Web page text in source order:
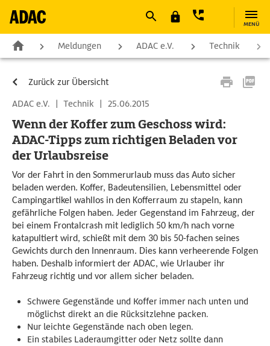
MENÜ
Meldungen ADAC e.V. Technik
Zurück zur Übersicht
ADAC e.V.
| Technik | 25.06.2015
Wenn der Koffer zum Geschoss wird:
ADAC-Tipps zum richtigen Beladen vor
der Urlaubsreise
Vor der Fahrt in den Sommerurlaub muss das Auto sicher
beladen werden. Koffer, Badeutensilien, Lebensmittel oder
Campingartikel wahllos in den Kofferraum zu stapeln, kann
gefährliche Folgen haben. Jeder Gegenstand im Fahrzeug, der
bei einem Frontalcrash mit lediglich 50 km/h nach vorne
katapultiert wird, schießt mit dem 30 bis 50-fachen seines
Gewichts durch den Innenraum. Dies kann verheerende Folgen
haben. Deshalb informiert der ADAC, wie Urlauber ihr
Fahrzeug richtig und vor allem sicher beladen.
Schwere Gegenstände und Koffer immer nach unten und
möglichst direkt an die Rücksitzlehne packen.
Nur leichte Gegenstände nach oben legen.
Ein stabiles Laderaumgitter oder Netz sollte dann